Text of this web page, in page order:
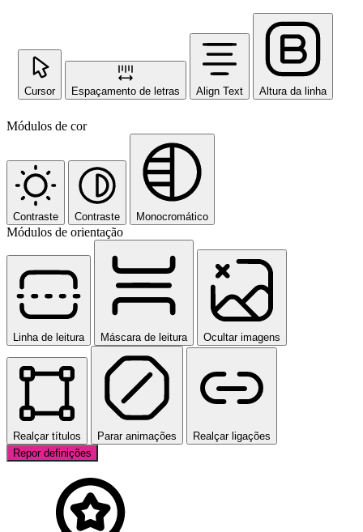
Cursor Espaçamento de letras Align Text Altura da linha
Módulos de cor
Contraste Contraste Monocromático
Módulos de orientação
Linha de leitura Máscara de leitura Ocultar imagens
Realçar títulos Parar animações
Realçar ligações
Repor definições